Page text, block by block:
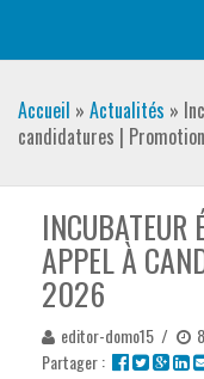
Accueil » Actualités »
candidatures |
INCUBATEUR
APPEL À
2026
editor-domo15 /
Partager :